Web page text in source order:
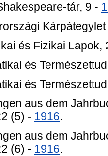
tár, 9 -
és Fizikai Lapok,
és
és
aus dem
(5) - 1916.
aus dem
(6) - 1916.